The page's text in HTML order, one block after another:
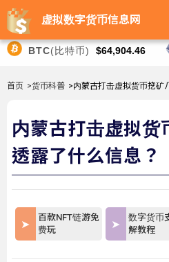
虚拟数字货币信息网
BTC(比特币) $64,904.46
首页 >货币科普 >内蒙古打击虚拟货币挖矿
内蒙古打击虚拟货
透露了什么信息？
百款NFT链游免
费玩
数字货币
解教程